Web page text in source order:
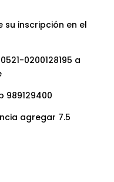
su inscripción en el
0200128195 a
989129400
agregar 7.5